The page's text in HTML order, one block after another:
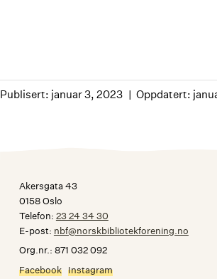
Publisert: januar 3, 2023 Oppdatert:
Akersgata 43
0158 Oslo
Telefon: 23 24 34 30
E-post: nbf@norskbibliotekforening.no
Org.nr.: 871 032 092
Facebook Instagram